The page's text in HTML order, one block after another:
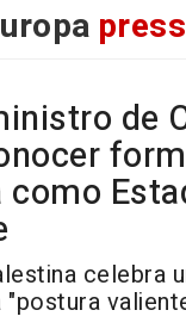
press
de
celebra
"postura